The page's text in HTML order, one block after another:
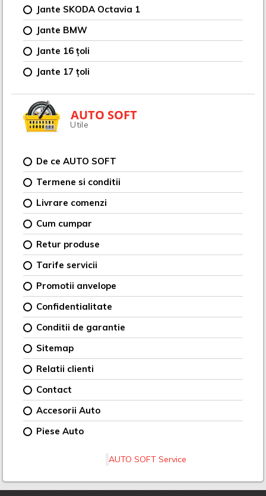
Jante SKODA Octavia 1
Jante BMW
Jante 16 țoli
Jante 17 țoli
AUTO SOFT
Utile
De ce AUTO SOFT
Termene si conditii
Livrare comenzi
Cum cumpar
Retur produse
Tarife servicii
Promotii anvelope
Confidentialitate
Conditii de garantie
Sitemap
Relatii clienti
Contact
Accesorii Auto
Piese Auto
AUTO SOFT Service